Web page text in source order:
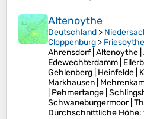
Altenoythe
Deutschland >
Cloppenburg > Friesoythe
Ahrensdorf | Altenoythe |
Edewechterdamm |
Gehlenberg | Heinfelde |
Markhausen |
| Pehmertange |
Schwaneburgermoor |
Durchschnittliche Höhe: